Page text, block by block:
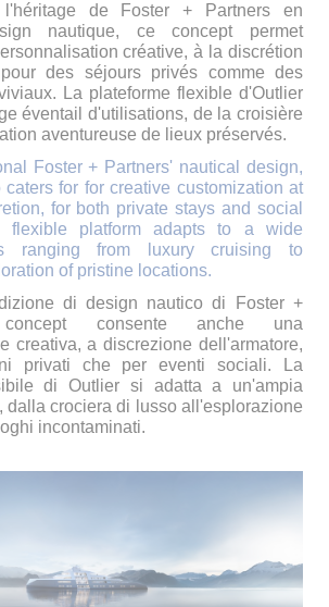
l'héritage de Foster + Partners en
nautique, ce concept permet
créative, à la discrétion
des séjours privés comme des
La plateforme flexible d'Outlier
éventail d'utilisations, de la croisière
aventureuse de lieux préservés.
Foster + Partners' nautical design,
for for creative customization at
for both private stays and social
flexible platform adapts to a wide
ranging from luxury cruising to
of pristine locations.
di design nautico di Foster +
consente anche una
creativa, a discrezione dell'armatore,
privati che per eventi sociali. La
di Outlier si adatta a un'ampia
dalla crociera di lusso all'esplorazione
incontaminati.